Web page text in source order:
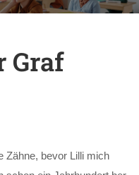
Graf
Zähne, bevor Lilli mich